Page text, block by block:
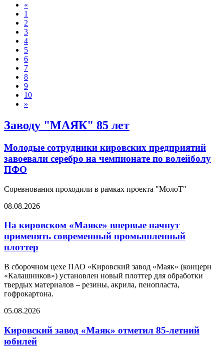
«
1
2
3
4
5
6
7
8
9
10
»
Заводу "МАЯК" 85 лет
Молодые сотрудники кировских предприятий
завоевали серебро на чемпионате по волейболу
ПФО
Соревнования проходили в рамках проекта "МолоТ"
08.08.2026
На кировском «Маяке» впервые начнут
применять современный промышленный
плоттер
В сборочном цехе ПАО «Кировский завод «Маяк» (концерн
«Калашников») установлен новый плоттер для обработки
твердых материалов – резины, акрила, пенопласта,
гофрокартона.
05.08.2026
Кировский завод «Маяк» отметил 85-летний
юбилей